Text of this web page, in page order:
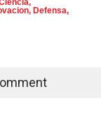
, Defensa,